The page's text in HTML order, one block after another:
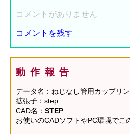
コメントがありません
コメントを残す
動作報告
データ名：ねじなし管用カップリ
拡張子：step
CAD名： STEP
お使いのCADソフトやPC環境でこ